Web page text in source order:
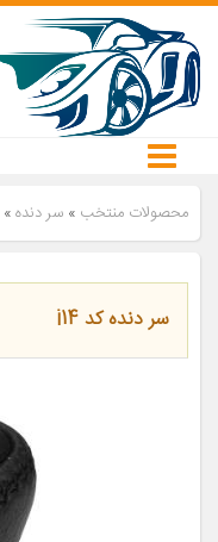
محصولات منتخب » سر دنده»
سر دنده کد i14